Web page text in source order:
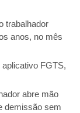
trabalhador
anos, no mês
FGTS,
abre mão
demissão sem